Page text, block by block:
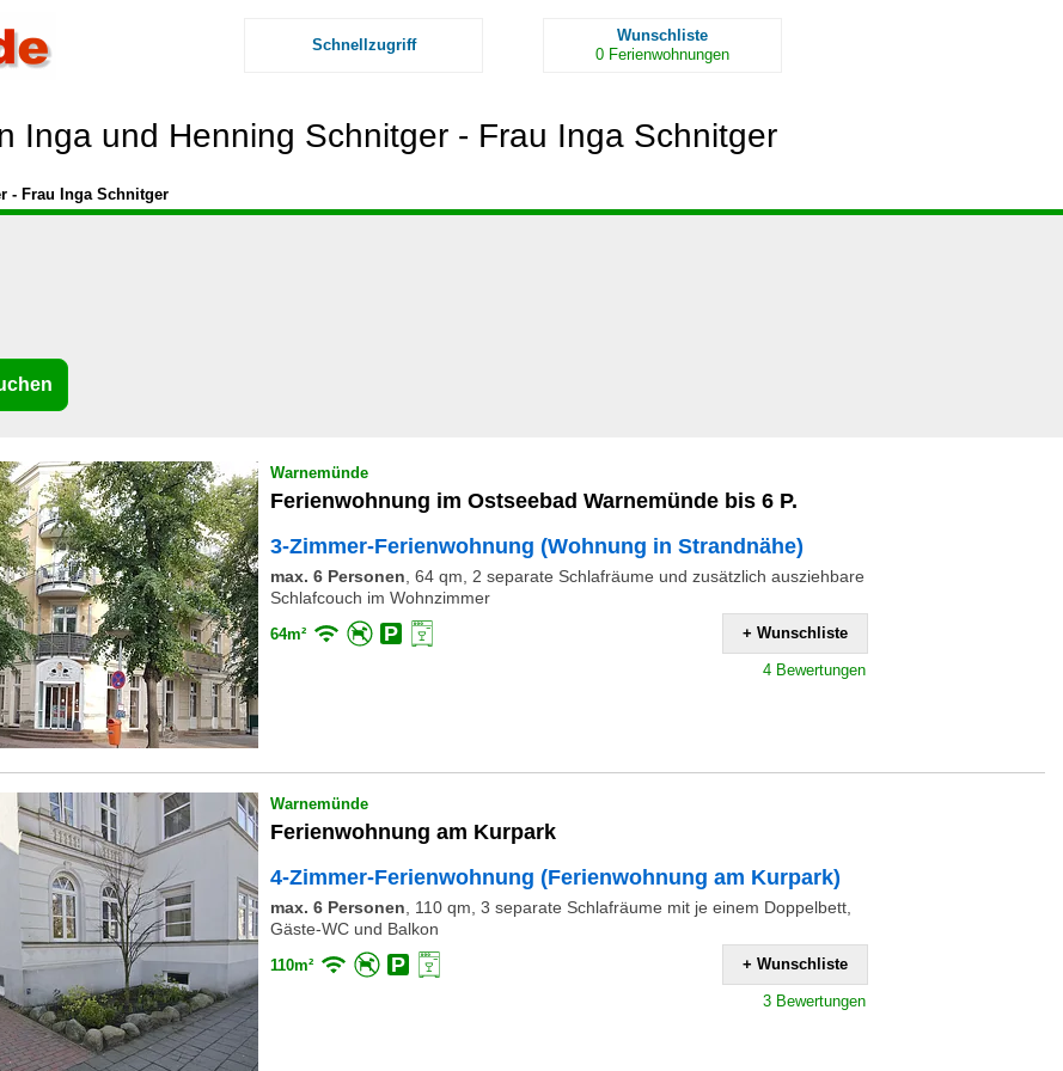
Schnellzugriff
Wunschliste
0 Ferienwohnungen
Inga und Henning Schnitger - Frau Inga Schnitger
- Frau Inga Schnitger
Warnemünde
Ferienwohnung im Ostseebad Warnemünde bis 6 P.
3-Zimmer-Ferienwohnung (Wohnung in Strandnähe)
max. 6 Personen 64 qm, 2 separate Schlafräume und zusätzlich ausziehbare
Schlafcouch im Wohnzimmer
64m² + Wunschliste
4 Bewertungen
Warnemünde
Ferienwohnung am Kurpark
4-Zimmer-Ferienwohnung (Ferienwohnung am Kurpark)
max. 6 Personen
110 qm, 3 separate Schlafräume mit je einem Doppelbett,
Gäste-WC und Balkon
110m² + Wunschliste
3 Bewertungen